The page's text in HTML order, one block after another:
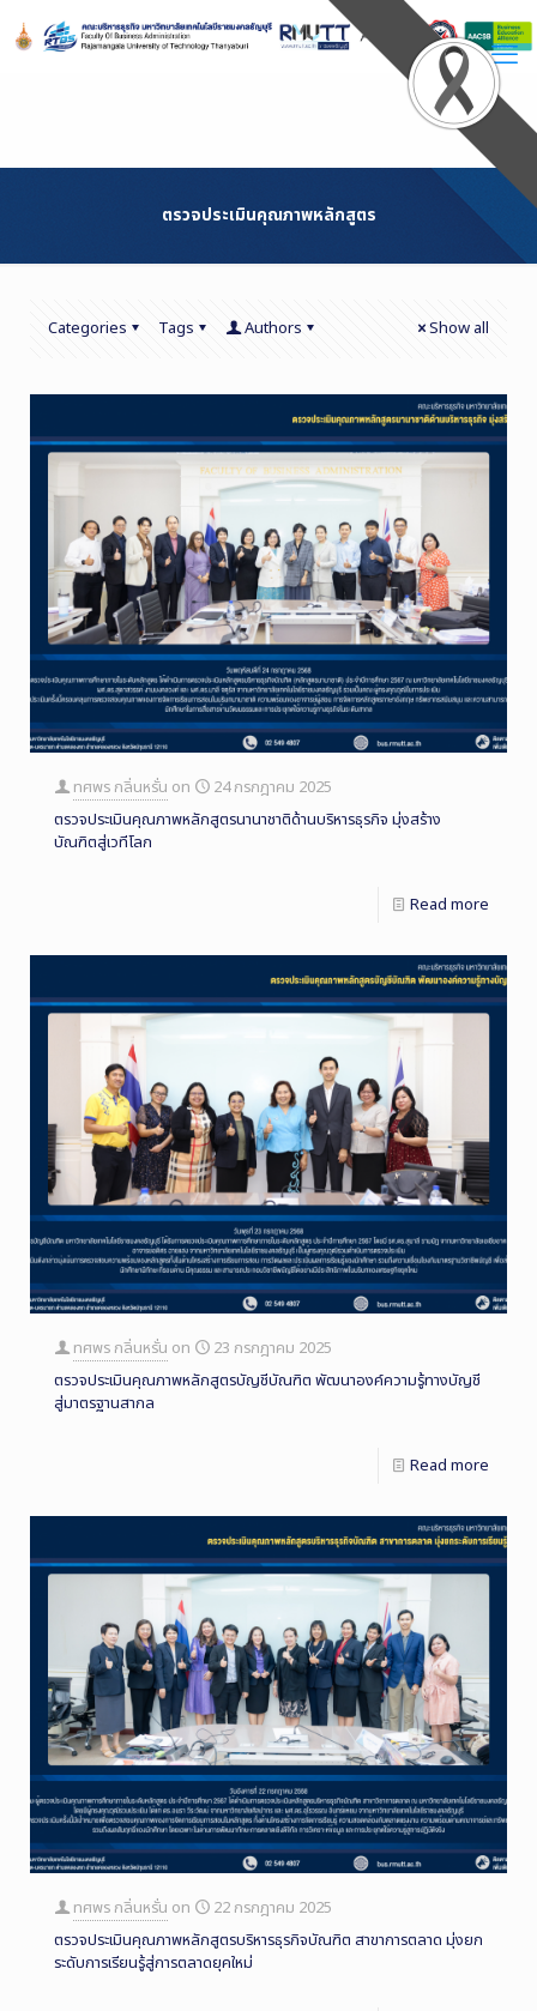
Content
ตรวจประเมินคุณภาพหลักสูตร
Categories Tags Authors Show all
ทศพร กลิ่นหรั่น on
24 กรกฎาคม 2025
ตรวจประเมินคุณภาพหลักสูตรนานาชาติด้านบริหารธุรกิจ มุ่งสร้าง
บัณฑิตสู่เวทีโลก
Read more
ทศพร กลิ่นหรั่น on
23 กรกฎาคม 2025
ตรวจประเมินคุณภาพหลักสูตรบัญชีบัณฑิต พัฒนาองค์ความรู้ทางบัญชี
สู่มาตรฐานสากล
Read more
ทศพร กลิ่นหรั่น on
22 กรกฎาคม 2025
ตรวจประเมินคุณภาพหลักสูตรบริหารธุรกิจบัณฑิต สาขาการตลาด มุ่งยก
ระดับการเรียนรู้สู่การตลาดยุคใหม่